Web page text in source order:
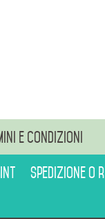
e condizioni
Spedizione